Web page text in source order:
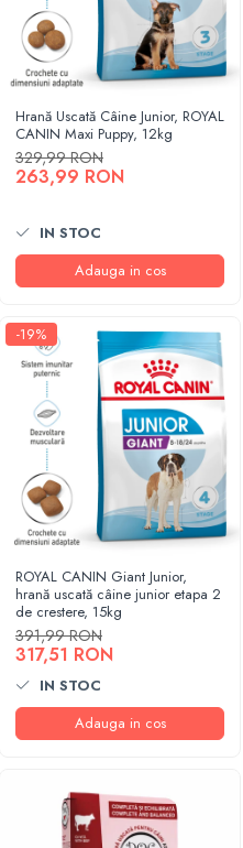
Hrană Uscată Câine Junior, ROYAL
CANIN Maxi Puppy, 12kg
329,99 RON
263,99 RON
IN STOC
Adauga in cos
-19%
ROYAL CANIN Giant Junior,
hrană uscată câine junior etapa 2
de crestere, 15kg
391,99 RON
317,51 RON
IN STOC
Adauga in cos